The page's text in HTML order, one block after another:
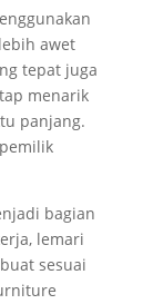
awet
tepat juga
menarik
panjang.
bagian
lemari
sesuai